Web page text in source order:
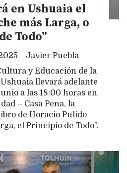
en Ushuaia el
más Larga, o
Todo”
Javier Puebla
y Educación de la
llevará adelante
a las 18:00 horas en
– Casa Pena, la
de Horacio Pulido
el Principio de Todo”.